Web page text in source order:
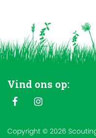
Vind ons op:
Copyright © 2026